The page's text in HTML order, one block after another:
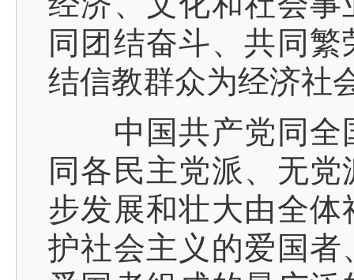
同团结奋斗、共同
结信教群众为经济社
中国共产党同全
同各民主党派、无
步发展和壮大由全
护社会主义的爱国